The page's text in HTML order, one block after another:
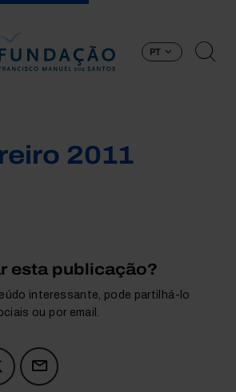
PT
2011
esta publicação?
interessante, pode partilhá-lo
ou por email.